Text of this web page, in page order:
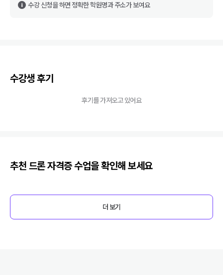
수강 신청을 하면 정확한 학원명과 주소가 보여요
수강생 후기
후기를 가져오고 있어요
추천 드론 자격증수업을 확인해 보세요
더 보기